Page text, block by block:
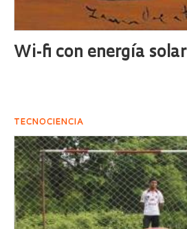
Wi-fi con energía solar
TECNOCIENCIA